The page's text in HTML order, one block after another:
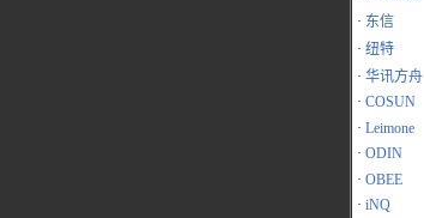
· 东信
· 纽特
· 华讯方舟
· COSUN
· Leimone
· ODIN
· OBEE
· iNQ